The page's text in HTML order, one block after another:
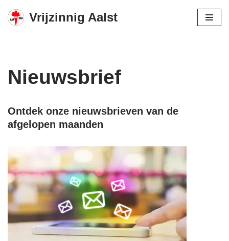
Spring
inhoud
Vrijzinnig Aalst
Nieuwsbrief
Ontdek onze nieuwsbrieven van de
afgelopen maanden